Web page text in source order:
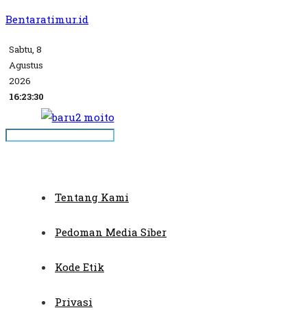
Bentaratimur.id
Sabtu, 8
Agustus
2026
16:23:30
Tentang Kami
Pedoman Media Siber
Kode Etik
Privasi